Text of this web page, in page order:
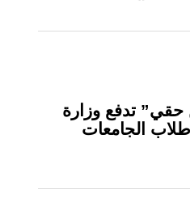
حقي” تدفع وزارة
طلاب الجامعات